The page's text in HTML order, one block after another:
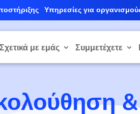
Υπηρεσίες για
Σχετικά με εμάς Συμμετέχετε
&